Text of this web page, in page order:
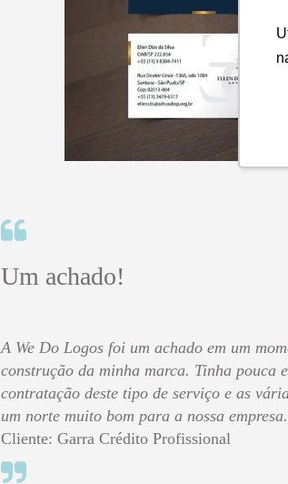
Um achado!
A We Do Logos foi um achado em um
construção da minha marca. Tinha pouca
contratação deste tipo de serviço e as
um norte muito bom para a nossa empresa.
Cliente: Garra Crédito Profissional